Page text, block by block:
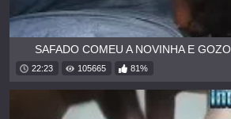
SAFADO COMEU A NOVINHA E
22:23 105665 81%